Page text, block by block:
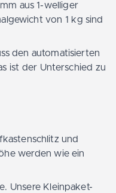
aus 1-welliger
von 1 kg sind
den automatisierten
ist der Unterschied zu
und
werden wie ein
Unsere Kleinpaket-